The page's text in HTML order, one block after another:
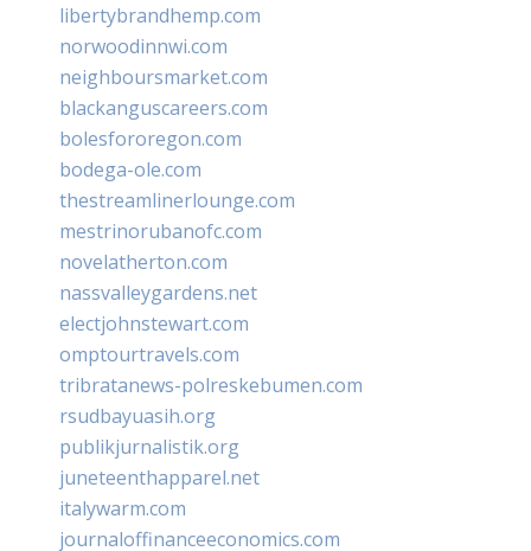
libertybrandhemp.com
norwoodinnwi.com
neighboursmarket.com
blackanguscareers.com
bolesfororegon.com
bodega-ole.com
thestreamlinerlounge.com
mestrinorubanofc.com
novelatherton.com
nassvalleygardens.net
electjohnstewart.com
omptourtravels.com
tribratanews-polreskebumen.com
rsudbayuasih.org
publikjurnalistik.org
juneteenthapparel.net
italywarm.com
journaloffinanceeconomics.com